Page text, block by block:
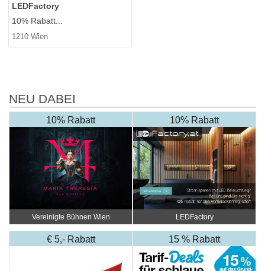
LEDFactory
10% Rabatt...
1210 Wien
NEU DABEI
10% Rabatt
Vereinigte Bühnen Wien
10% Rabatt
LEDFactory
€ 5,- Rabatt 15 % Rabatt